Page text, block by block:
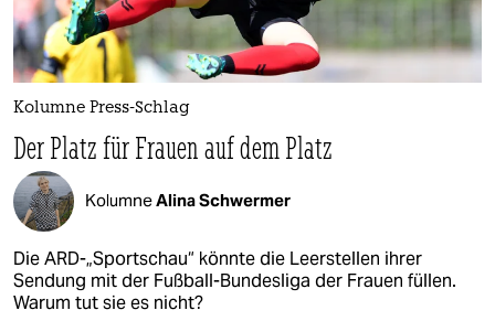
Kolumne Press-Schlag
Der Platz für Frauen auf dem Platz
KolumneAlina Schwermer
Die ARD-„Sportschau“ könnte die Leerstellen ihrer
Sendung mit der Fußball-Bundesliga der Frauen füllen.
Warum tut sie es nicht?